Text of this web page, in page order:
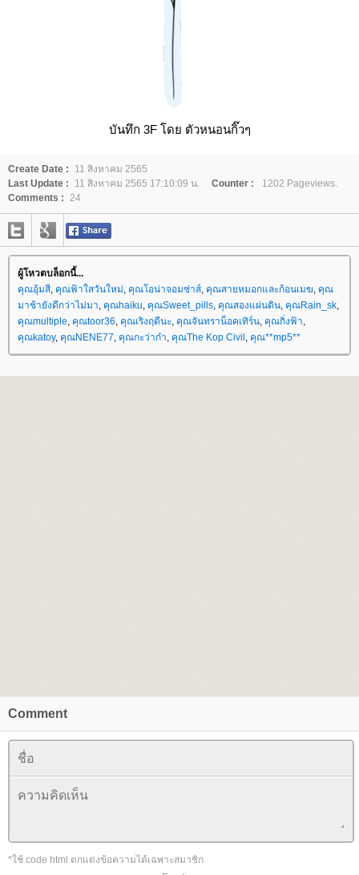
บันทึก 3F โดย ตัวหนอนกิ๊วๆ
Create Date :
11 สิงหาคม 2565
Last Update :
11 สิงหาคม 2565 17:10:09 น. Counter :
1202 Pageviews.
Comments :
24
ผู้โหวตบล็อกนี้...
คุณอุ้มสี คุณฟ้าใสวันใหม่ คุณโอน่าจอมซ่าส์ คุณสายหมอกและก้อนเมฆ คุณ
มาช้ายังดีกว่าไม่มา คุณhaiku คุณSweet_pills คุณสองแผ่นดิน คุณRain_sk
คุณmultiple คุณtoor36 คุณเริงฤดีนะ คุณจันทราน็อคเทิร์น คุณกิ่งฟ้า
คุณkatoy, คุณNENE77 คุณกะว่าก๋า คุณThe Kop Civil คุณ**mp5**
Comment
*ใช้ code html ตกแต่งข้อความได้เฉพาะสมาชิก